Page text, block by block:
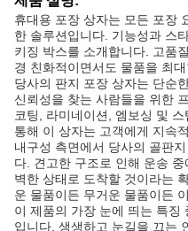
휴대용 포장 상자는 모든 포장
한 솔루션입니다. 기능성과 스
키징 박스를 소개합니다. 고품
경 친화적이면서도 물품을 최
당사의 판지 포장 상자는 단순
신뢰성을 찾는 사람들을 위한
코팅, 라미네이션, 엠보싱 및
통해 이 상자는 고객에게 지속
내구성 측면에서 당사의 골판
다. 견고한 구조로 인해 운송
벽한 상태로 도착할 것이라는
운 물품이든 무거운 물품이든
이 제품의 가장 눈에 띄는 특징
입니다. 생생하고 눈길을 끄는